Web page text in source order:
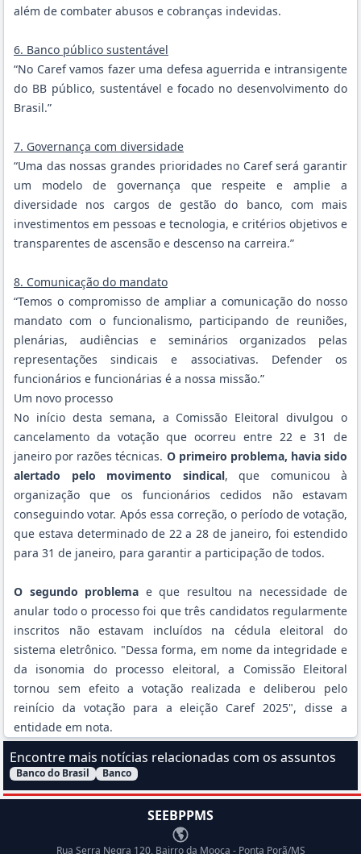
além de combater abusos e cobranças indevidas.
6. Banco público sustentável
“No Caref vamos fazer uma defesa aguerrida e intransigente
do BB público, sustentável e focado no desenvolvimento do
Brasil.”
7. Governança com diversidade
“Uma das nossas grandes prioridades no Caref será garantir
um modelo de governança que respeite e amplie a
diversidade nos cargos de gestão do banco, com mais
investimentos em pessoas e tecnologia, e critérios objetivos e
transparentes de ascensão e descenso na carreira.”
8. Comunicação do mandato
“Temos o compromisso de ampliar a comunicação do nosso
mandato com o funcionalismo, participando de reuniões,
plenárias, audiências e seminários organizados pelas
representações sindicais e associativas. Defender os
funcionários e funcionárias é a nossa missão.”
Um novo processo
No início desta semana, a Comissão Eleitoral divulgou o
cancelamento da votação que ocorreu entre 22 e 31 de
janeiro por razões técnicas. O primeiro problema, havia sido
alertado pelo movimento sindical, que comunicou à
organização que os funcionários cedidos não estavam
conseguindo votar. Após essa correção, o período de votação,
que estava determinado de 22 a 28 de janeiro, foi estendido
para 31 de janeiro, para garantir a participação de todos.
O segundo problema e que resultou na necessidade de
anular todo o processo foi que três candidatos regularmente
inscritos não estavam incluídos na cédula eleitoral do
sistema eletrônico. "Dessa forma, em nome da integridade e
da isonomia do processo eleitoral, a Comissão Eleitoral
tornou sem efeito a votação realizada e deliberou pelo
reinício da votação para a eleição Caref 2025", disse a
entidade em nota.
Encontre mais notícias relacionadas com os assuntos
Filtrar Notícias pelo assunto:
Banco do Brasil Banco
SEEBPPMS
Endereço
Rua Serra Negra 120, Bairro da Mooca - Ponta Porã/MS